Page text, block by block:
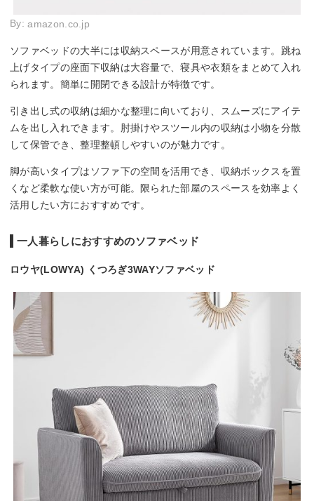
By:amazon.co.jp
ソファベッドの大半には収納スペースが用意されています。跳ね
上げタイプの座面下収納は大容量で、寝具や衣類をまとめて入れ
られます。簡単に開閉できる設計が特徴です。
引き出し式の収納は細かな整理に向いており、スムーズにアイテ
ムを出し入れできます。肘掛けやスツール内の収納は小物を分散
して保管でき、整理整頓しやすいのが魅力です。
脚が高いタイプはソファ下の空間を活用でき、収納ボックスを置
くなど柔軟な使い方が可能。限られた部屋のスペースを効率よく
活用したい方におすすめです。
一人暮らしにおすすめのソファベッド
ロウヤ(LOWYA) くつろぎ3WAYソファベッド